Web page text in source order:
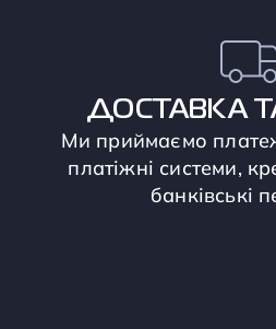
ДОСТАВКА
Ми приймаємо
платіжні системи,
банківські